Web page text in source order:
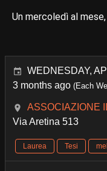
Un mercoledì al
WEDNESDAY,
3 months ago (Each
ASSOCIAZIONE
Via Aretina 513
Laurea Tesi